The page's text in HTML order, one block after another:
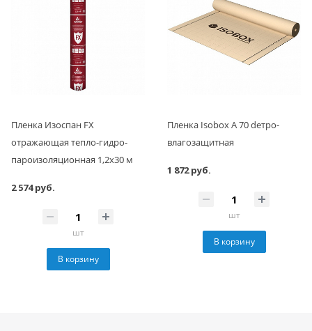
Пленка Изоспан FX
отражающая тепло-гидро-
пароизоляционная 1,2х30 м
2 574 руб.
шт
В корзину
Пленка Isobox А 70 dетро-
влагозащитная
1 872 руб.
шт
В корзину